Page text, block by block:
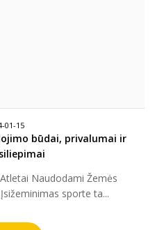
01-15
būdai, privalumai ir
Naudodami Žemės
sporte ta...